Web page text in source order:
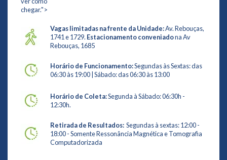
chegar.">
Vagas limitadas na frente da Unidade:Av. Rebouças,
1741 e 1729. Estacionamento conveniadona Av
Rebouças, 1685
Horário de Funcionamento:Segundas às Sextas: das
06:30 às 19:00 | Sábado: das 06:30 às 13:00
Horário de Coleta:Segunda à Sábado: 06:30h -
12:30h.
Retirada de Resultados:Segundas à sextas: 12:00 -
18:00 - Somente Ressonância Magnética e Tomografia
Computadorizada